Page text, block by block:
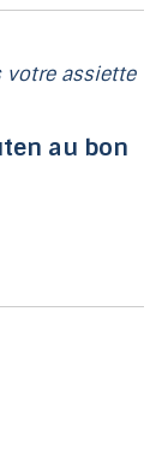
votre assiette
au bon